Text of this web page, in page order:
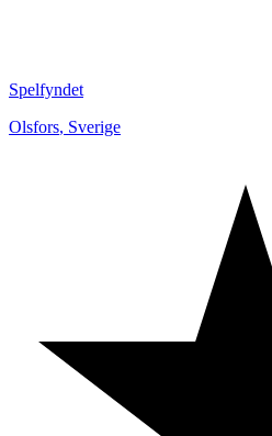
Spelfyndet
Olsfors, Sverige